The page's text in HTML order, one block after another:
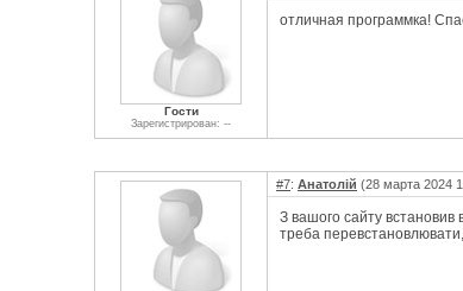
Гости
Зарегистрирован: --
отличная программка!
#7: Анатолій (28 марта 2024
З вашого сайту встановив
треба